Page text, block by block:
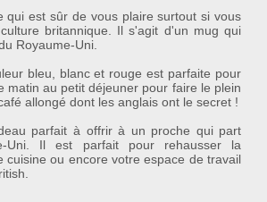
qui est sûr de vous plaire surtout si vous
britannique. Il s'agit d'un mug qui
Royaume-Uni.
bleu, blanc et rouge est parfaite pour
matin au petit déjeuner pour faire le plein
allongé dont les anglais ont le secret !
parfait à offrir à un proche qui part
Uni. Il est parfait pour rehausser la
cuisine ou encore votre espace de travail